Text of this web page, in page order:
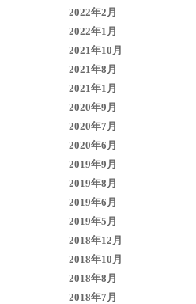
2022年2月
2022年1月
2021年10月
2021年8月
2021年1月
2020年9月
2020年7月
2020年6月
2019年9月
2019年8月
2019年6月
2019年5月
2018年12月
2018年10月
2018年8月
2018年7月